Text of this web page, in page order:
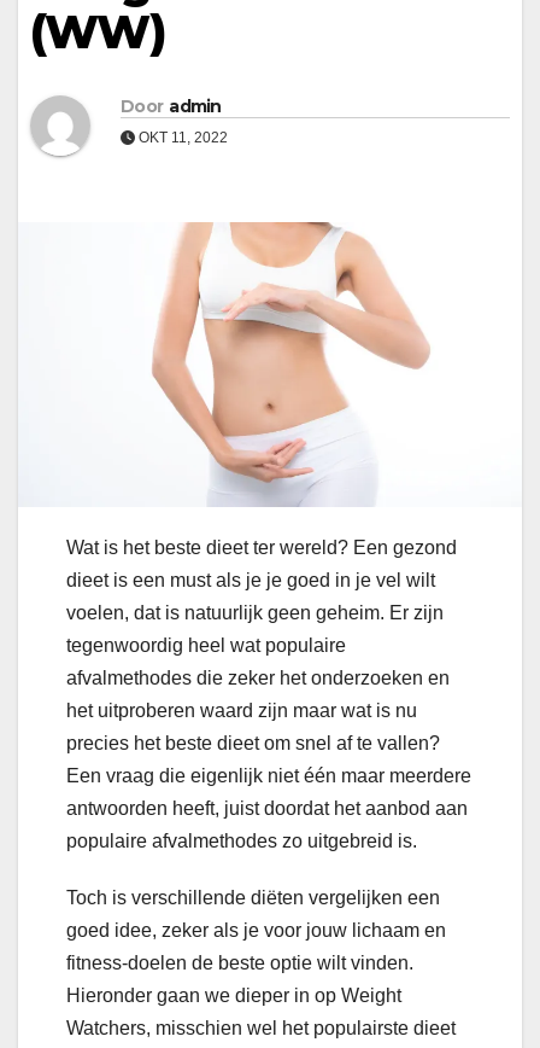
(WW)
Door admin
OKT 11, 2022
Wat is het beste dieet ter wereld? Een gezond
dieet is een must als je je goed in je vel wilt
voelen, dat is natuurlijk geen geheim. Er zijn
tegenwoordig heel wat populaire
afvalmethodes die zeker het onderzoeken en
het uitproberen waard zijn maar wat is nu
precies het beste dieet om snel af te vallen?
Een vraag die eigenlijk niet één maar meerdere
antwoorden heeft, juist doordat het aanbod aan
populaire afvalmethodes zo uitgebreid is.
Toch is verschillende diëten vergelijken een
goed idee, zeker als je voor jouw lichaam en
fitness-doelen de beste optie wilt vinden.
Hieronder gaan we dieper in op Weight
Watchers, misschien wel het populairste dieet